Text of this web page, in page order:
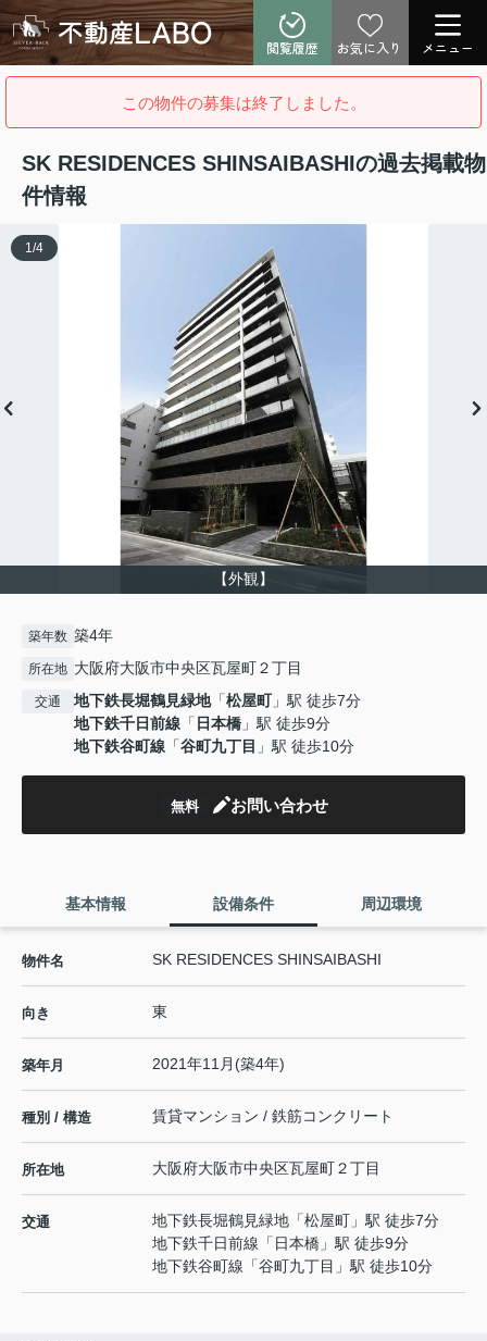
閲覧履歴 お気に入り メニュー
この物件の募集は終了しました。
SK RESIDENCES SHINSAIBASHIの過去掲載物
件情報
【外観】
1 /4
築年数 築4年
所在地 大阪府大阪市中央区瓦屋町２丁目
交通 地下鉄長堀鶴見緑地「松屋町」駅 徒歩7分
地下鉄千日前線 「 日本橋 」駅 徒歩9分
地下鉄谷町線 「谷町九丁目 」駅 徒歩10分
無料 お問い合わせ
基本情報 設備条件 周辺環境
物件名 SK RESIDENCES SHINSAIBASHI
向き 東
築年月 2021年11月(築4年)
種別 / 構造 賃貸マンション / 鉄筋コンクリート
所在地 大阪府大阪市中央区瓦屋町２丁目
交通 地下鉄長堀鶴見緑地 「松屋町 」駅 徒歩7分
地下鉄千日前線 「 日本橋 」駅 徒歩9分
地下鉄谷町線 「谷町九丁目 」駅 徒歩10分